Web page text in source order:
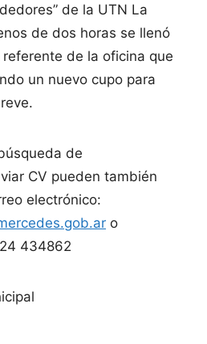
de la UTN La
de dos horas se llenó
referente de la oficina que
un nuevo cupo para
de
CV pueden también
electrónico:
o
434862